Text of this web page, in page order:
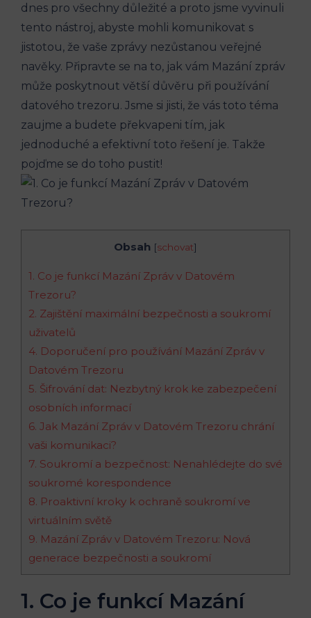
dnes pro všechny důležité a proto jsme vyvinuli
tento nástroj, abyste mohli komunikovat s
jistotou, že vaše zprávy nezůstanou veřejné
navěky. Připravte se na to, jak vám Mazání zpráv
může poskytnout větší důvěru při používání
datového trezoru. Jsme si jisti, že vás toto téma
zaujme a budete překvapeni tím, jak
jednoduché a efektivní toto řešení je. Takže
pojďme se do toho pustit!
Obsah [schovat]
1. Co je funkcí Mazání Zpráv v Datovém
Trezoru?
2. Zajištění maximální bezpečnosti a soukromí
uživatelů
4. Doporučení pro používání Mazání Zpráv v
Datovém Trezoru
5. Šifrování dat: Nezbytný krok ke zabezpečení
osobních informací
6. Jak Mazání Zpráv v Datovém Trezoru chrání
vaši komunikaci?
7. Soukromí a bezpečnost: Nenahlédejte do své
soukromé korespondence
8. Proaktivní kroky k ochraně soukromí ve
virtuálním světě
9. Mazání Zpráv v Datovém Trezoru: Nová
generace bezpečnosti a soukromí
1. Co je funkcí Mazání